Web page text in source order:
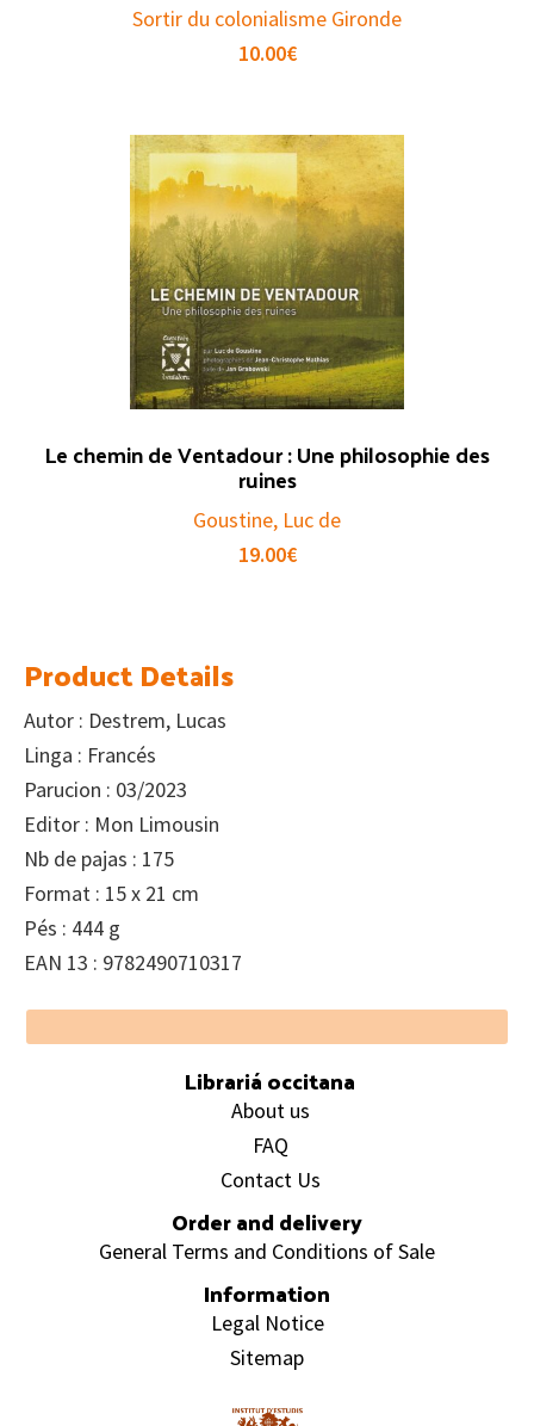
Sortir du colonialisme Gironde
10.00€
Le chemin de Ventadour : Une philosophie des
ruines
Goustine, Luc de
19.00€
Product Details
Autor : Destrem, Lucas
Linga : Francés
Parucion : 03/2023
Editor : Mon Limousin
Nb de pajas : 175
Format : 15 x 21 cm
Pés : 444 g
EAN 13 : 9782490710317
Footer
Librariá occitana
About us
FAQ
Contact Us
Order and delivery
General Terms and Conditions of Sale
Information
Legal Notice
Sitemap